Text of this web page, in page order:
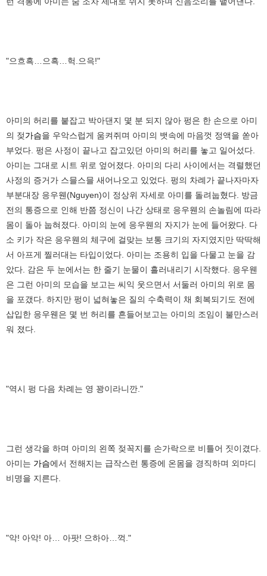
"으흐흑…으흑…헉.으윽!"
아미의 허리를 붙잡고 박아댄지 몇 분 되지 않아 펑은 한 손으로 아미
의 젖가슴을 우악스럽게 움켜쥐며 아미의 뱃속에 마음껏 정액을 쏟아
부었다. 펑은 사정이 끝나고 잡고있던 아미의 허리를 놓고 일어섰다.
아미는 그대로 시트 위로 엎어졌다. 아미의 다리 사이에서는 격렬했던
사정의 증거가 스믈스믈 새어나오고 있었다. 펑의 차례가 끝나자마자
부분대장 응우웬(Nguyen)이 정상위 자세로 아미를 돌려눕혔다. 방금
전의 통증으로 인해 반쯤 정신이 나간 상태로 응우웬의 손놀림에 따라
몸이 돌아 눕혀졌다. 아미의 눈에 응우웬의 자지가 눈에 들어왔다. 다
소 키가 작은 응우웬의 체구에 걸맞는 보통 크기의 자지였지만 딱딱해
서 아프게 찔러대는 타입이었다. 아미는 조용히 입을 다물고 눈을 감
았다. 감은 두 눈에서는 한 줄기 눈물이 흘러내리기 시작했다. 응우웬
은 그런 아미의 모습을 보고는 씨익 웃으면서 서둘러 아미의 위로 몸
을 포갰다. 하지만 펑이 넓혀놓은 질의 수축력이 채 회복되기도 전에
삽입한 응우웬은 몇 번 허리를 흔들어보고는 아미의 조임이 불만스러
워 졌다.
"역시 펑 다음 차례는 영 꽝이라니깐."
그런 생각을 하며 아미의 왼쪽 젖꼭지를 손가락으로 비틀어 짓이겼다.
아미는 가슴에서 전해지는 급작스런 통증에 온몸을 경직하며 외마디
비명을 지른다.
"악! 아악! 아… 아팟! 으하아…꺽."